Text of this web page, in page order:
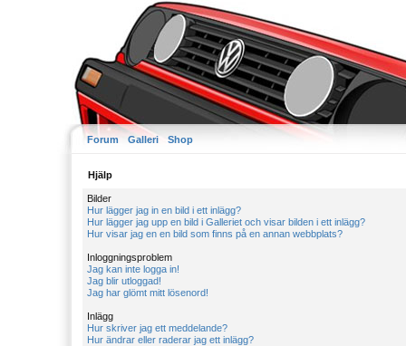
Forum Galleri Shop
Hjälp
Bilder
Hur lägger jag in en bild i ett inlägg?
Hur lägger jag upp en bild i Galleriet och visar bilden i ett inlägg?
Hur visar jag en en bild som finns på en annan webbplats?
Inloggningsproblem
Jag kan inte logga in!
Jag blir utloggad!
Jag har glömt mitt lösenord!
Inlägg
Hur skriver jag ett meddelande?
Hur ändrar eller raderar jag ett inlägg?